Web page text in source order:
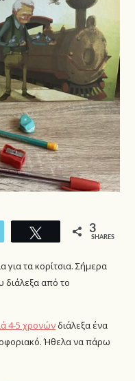
Tweet 3
SHARES
για τα κορίτσια. Σήμερα
διάλεξα από το
4-5 χρονών διάλεξα ένα
Ήθελα να πάρω